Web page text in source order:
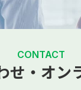
CONTACT
せ・オン